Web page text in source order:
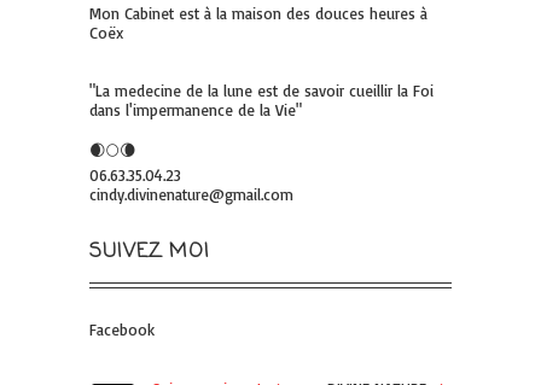
Mon Cabinet est à la maison des douces heures à
Coëx
"La medecine de la lune est de savoir cueillir la Foi
dans l'impermanence de la Vie"
🌒🌕🌘
06.63.35.04.23
cindy.divinenature@gmail.com
SUIVEZ MOI
Facebook